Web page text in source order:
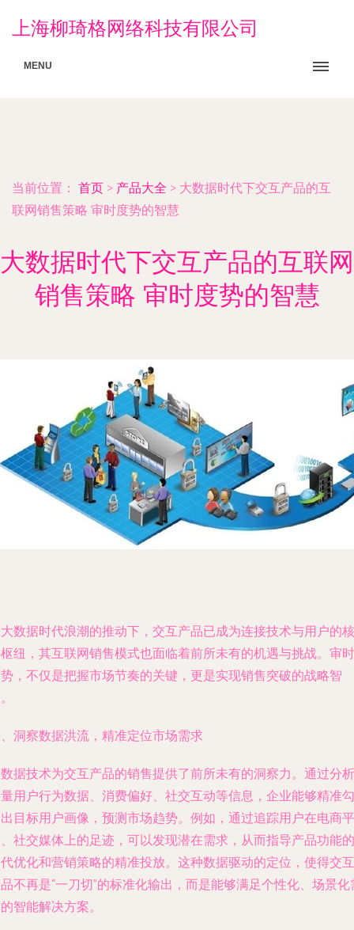
上海柳琦格网络科技有限公司
MENU
当前位置： 首页 > 产品大全 > 大数据时代下交互产品的互
联网销售策略 审时度势的智慧
大数据时代下交互产品的互联网
销售策略 审时度势的智慧
数据时代浪潮的推动下，交互产品已成为连接技术与用户的核
纽，其互联网销售模式也面临着前所未有的机遇与挑战。审时
，不仅是把握市场节奏的关键，更是实现销售突破的战略智
洞察数据洪流，精准定位市场需求
据技术为交互产品的销售提供了前所未有的洞察力。通过分析
用户行为数据、消费偏好、社交互动等信息，企业能够精准勾
目标用户画像，预测市场趋势。例如，通过追踪用户在电商平
社交媒体上的足迹，可以发现潜在需求，从而指导产品功能的
优化和营销策略的精准投放。这种数据驱动的定位，使得交互
不再是“一刀切”的标准化输出，而是能够满足个性化、场景化
智能解决方案。